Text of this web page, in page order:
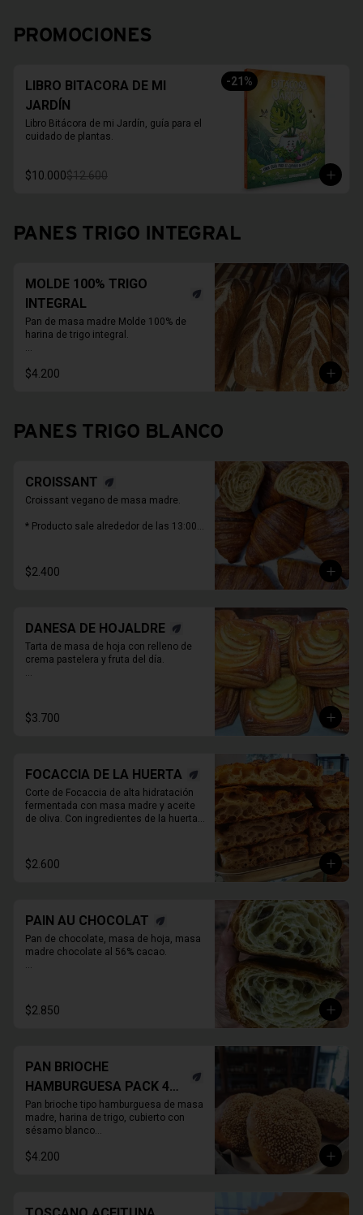
PROMOCIONES
-21 %
LIBRO BITACORA DE MI
JARDÍN
Libro Bitácora de mi Jardín, guía para el
cuidado de plantas.
$10.000$12.600
PANES TRIGO INTEGRAL
MOLDE 100% TRIGO
INTEGRAL
Pan de masa madre Molde 100% de
harina de trigo integral.
moldes de panes pueden cambiar.
$4.200
PANES TRIGO BLANCO
CROISSANT
Croissant vegano de masa madre.
* Producto sale alrededor de las 13:00 -
$2.400
DANESA DE HOJALDRE
Tarta de masa de hoja con relleno de
crema pastelera y fruta del día.
despacho*
** FOTO  REFERENCIAL
$3.700
FOCACCIA DE LA HUERTA
Corte de Focaccia de alta hidratación
fermentada con masa madre y aceite
de oliva. Con ingredientes de la huerta
$2.600
PAIN AU CHOCOLAT
Pan de chocolate, masa de hoja, masa
madre chocolate al 56% cacao.
despacho*
$2.850
PAN BRIOCHE
HAMBURGUESA PACK 4
UNIDADES
Pan brioche tipo hamburguesa de masa
madre, harina de trigo, cubierto con
sésamo blanco
$4.200